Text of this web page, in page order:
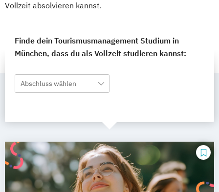
Vollzeit absolvieren kannst.
Finde dein Tourismusmanagement Studium in
München, dass du als Vollzeit studieren kannst:
Abschluss wählen